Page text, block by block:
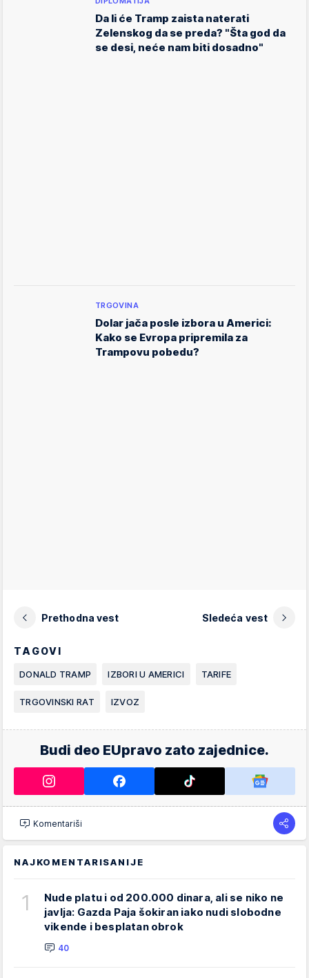
Da li će Tramp zaista naterati
Zelenskog da se preda? "Šta god da
se desi, neće nam biti dosadno"
TRGOVINA
Dolar jača posle izbora u Americi:
Kako se Evropa pripremila za
Trampovu pobedu?
Prethodna vest Sledeća vest
TAGOVI
DONALD TRAMP IZBORI U AMERICI TARIFE
TRGOVINSKI RAT IZVOZ
Budi deo EUpravo zato zajednice.
Komentariši
NAJKOMENTARISANIJE
1
Nude platu i od 200.000 dinara, ali se niko ne
javlja: Gazda Paja šokiran iako nudi slobodne
vikende i besplatan obrok
40